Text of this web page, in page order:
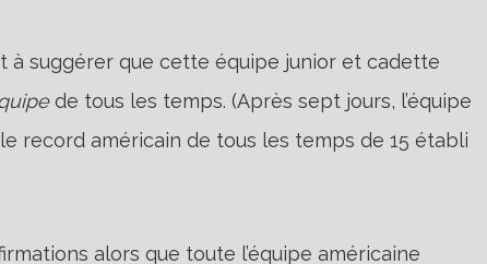
à suggérer que cette équipe junior et cadette
de tous les temps. (Après sept jours, l’équipe
record américain de tous les temps de 15 établi
alors que toute l’équipe américaine